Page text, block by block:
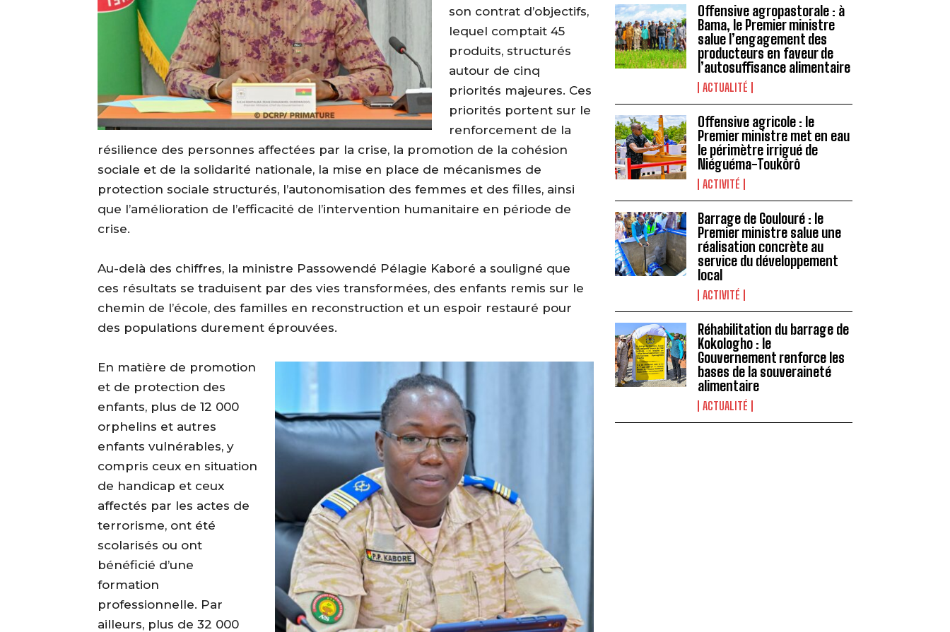
son contrat d’objectifs,
lequel comptait 45
produits, structurés
autour de cinq
priorités majeures. Ces
priorités portent sur le
renforcement de la
résilience des personnes affectées par la crise, la promotion de la cohésion
sociale et de la solidarité nationale, la mise en place de mécanismes de
protection sociale structurés, l’autonomisation des femmes et des filles, ainsi
que l’amélioration de l’efficacité de l’intervention humanitaire en période de
crise.
‎Au-delà des chiffres, la ministre Passowendé Pélagie Kaboré a souligné que
ces résultats se traduisent par des vies transformées, des enfants remis sur le
chemin de l’école, des familles en reconstruction et un espoir restauré pour
des populations durement éprouvées.
‎En matière de promotion
et de protection des
enfants, plus de 12 000
orphelins et autres
enfants vulnérables, y
compris ceux en situation
de handicap et ceux
affectés par les actes de
terrorisme, ont été
scolarisés ou ont
bénéficié d’une
formation
professionnelle. Par
ailleurs, plus de 32 000
Offensive agropastorale : à
Bama, le Premier ministre
salue l’engagement des
producteurs en faveur de
l’autosuffisance alimentaire
ACTUALITÉ
Offensive agricole : le
Premier ministre met en eau
le périmètre irrigué de
Niéguéma-Toukôrô
ACTIVITÉ
Barrage de Goulouré : le
Premier ministre salue une
réalisation concrète au
service du développement
local
ACTIVITÉ
Réhabilitation du barrage de
Kokologho : le
Gouvernement renforce les
bases de la souveraineté
alimentaire ‎
ACTUALITÉ